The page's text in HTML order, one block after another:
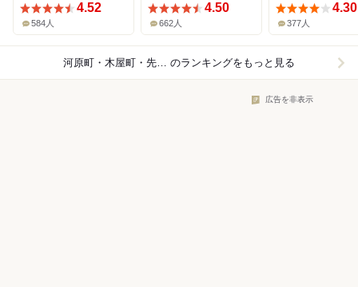
4.52
584人
4.50
662人
4.30
377人
河原町・木屋町・先斗町×日本料理 のランキングをもっと見る
広告を非表示